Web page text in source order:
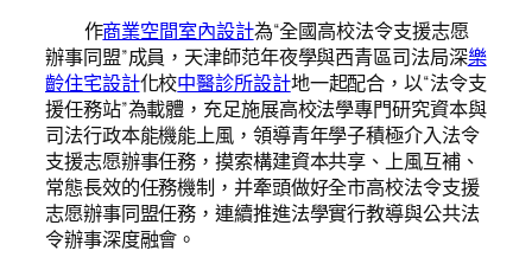
作商業空間室內設計為“全國高校法令支援志愿
辦事同盟”成員，天津師范年夜學與西青區司法局深樂
齡住宅設計化校中醫診所設計地一起配合，以“法令支
援任務站”為載體，充足施展高校法學專門研究資本與
司法行政本能機能上風，領導青年學子積極介入法令
支援志愿辦事任務，摸索構建資本共享、上風互補、
常態長效的任務機制，并牽頭做好全市高校法令支援
志愿辦事同盟任務，連續推進法學實行教導與公共法
令辦事深度融會。